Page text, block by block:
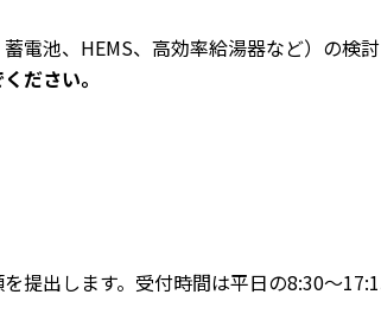
電池、HEMS、高効率給湯器など）の検討
ださい。
提出します。受付時間は平日の8:30〜